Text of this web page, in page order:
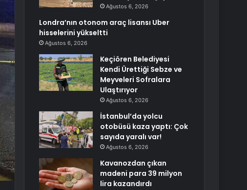
Ağustos 6, 2026
Londra’nın otonom araç lisansı Uber
hisselerini yükseltti
Ağustos 6, 2026
Keçiören Belediyesi
Kendi Ürettiği Sebze ve
Meyveleri Sofralara
Ulaştırıyor
Ağustos 6, 2026
İstanbul’da yolcu
otobüsü kaza yaptı: Çok
sayıda yaralı var!
Ağustos 6, 2026
Kavanozdan çıkan
madeni para 39 milyon
lira kazandırdı